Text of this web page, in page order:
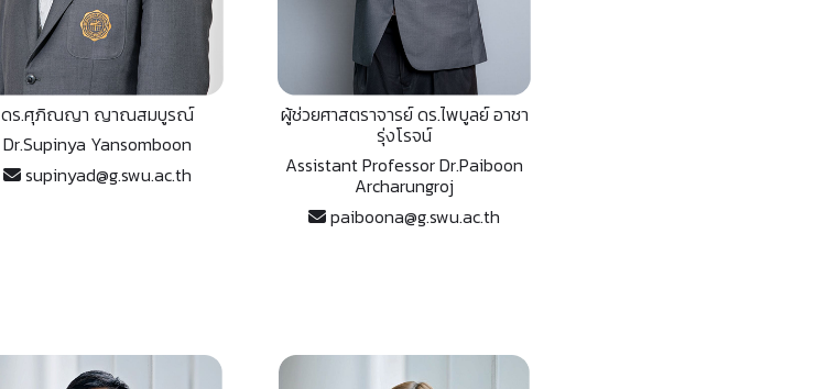
ดร.ศุภิณญา ญาณสมบูรณ์
Dr.Supinya Yansomboon
supinyad@g.swu.ac.th
ผู้ช่วยศาสตราจารย์ ดร.ไพบูลย์ อาชา
รุ่งโรจน์
Assistant Professor Dr.Paiboon
Archarungroj
paiboona@g.swu.ac.th